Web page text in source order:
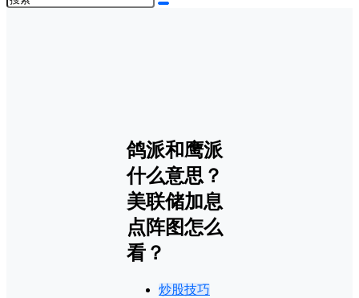
鸽派和鹰派
什么意思？
美联储加息
点阵图怎么
看？
炒股技巧